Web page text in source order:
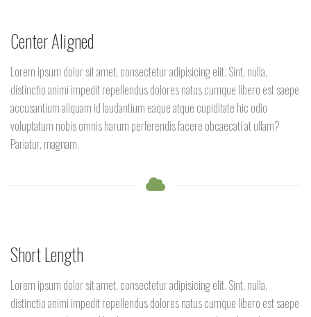
Center Aligned
Lorem ipsum dolor sit amet, consectetur adipisicing elit. Sint, nulla,
distinctio animi impedit repellendus dolores natus cumque libero est saepe
accusantium aliquam id laudantium eaque atque cupiditate hic odio
voluptatum nobis omnis harum perferendis facere obcaecati at ullam?
Pariatur, magnam.
Short Length
Lorem ipsum dolor sit amet, consectetur adipisicing elit. Sint, nulla,
distinctio animi impedit repellendus dolores natus cumque libero est saepe